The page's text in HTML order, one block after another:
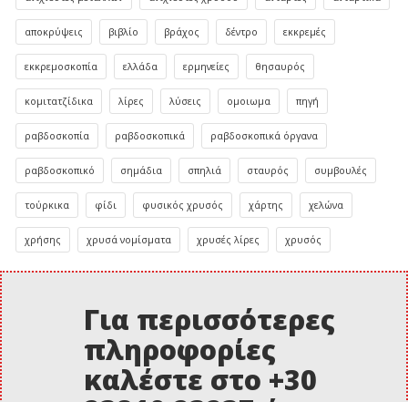
αποκρύψεις βιβλίο βράχος δέντρο εκκρεμές
εκκρεμοσκοπία ελλάδα ερμηνείες θησαυρός
κομιτατζίδικα λίρες λύσεις ομοιωμα πηγή
ραβδοσκοπία ραβδοσκοπικά ραβδοσκοπικά όργανα
ραβδοσκοπικό σημάδια σπηλιά σταυρός συμβουλές
τούρκικα φίδι φυσικός χρυσός χάρτης χελώνα
χρήσης χρυσά νομίσματα χρυσές λίρες χρυσός
Για περισσότερες
πληροφορίες
καλέστε στο +30